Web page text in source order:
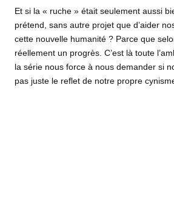
Et si la « ruche » était seulement aussi
prétend, sans autre projet que d’aider
cette nouvelle humanité ? Parce que
réellement un progrès. C’est là toute
la série nous force à nous demander si
pas juste le reflet de notre propre